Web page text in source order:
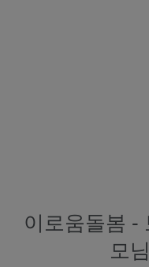
이로움돌봄 -
모